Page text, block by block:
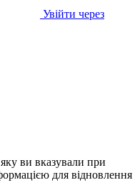
Увійти через
ви вказували при
для відновлення